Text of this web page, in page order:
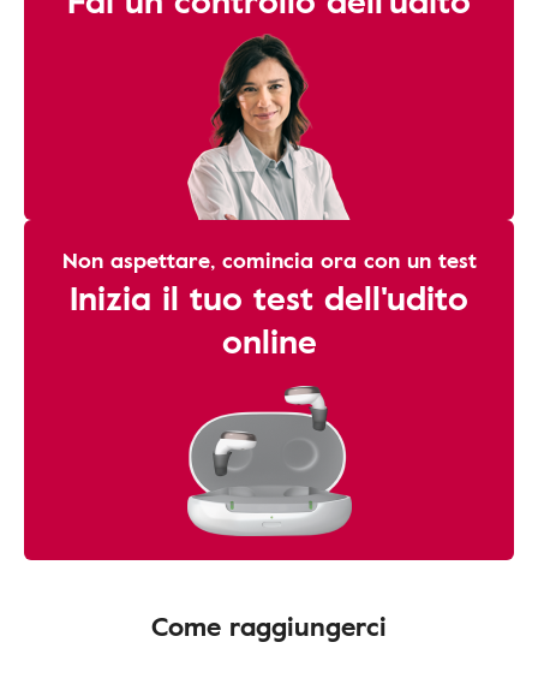
Non aspettare, comincia ora con un test
Inizia il tuo test dell'udito
online
Come raggiungerci